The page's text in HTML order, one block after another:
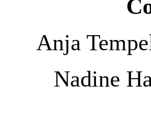
Anja
Nadine